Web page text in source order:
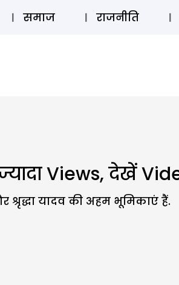
लॉग इन ⚲
समाज राजनीति
Views, देखें
श्रृद्धा यादव की अहम भूमिकाएं हैं.